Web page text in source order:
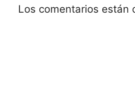
Los comentarios están